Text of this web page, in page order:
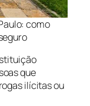
como
que
ilícitas ou